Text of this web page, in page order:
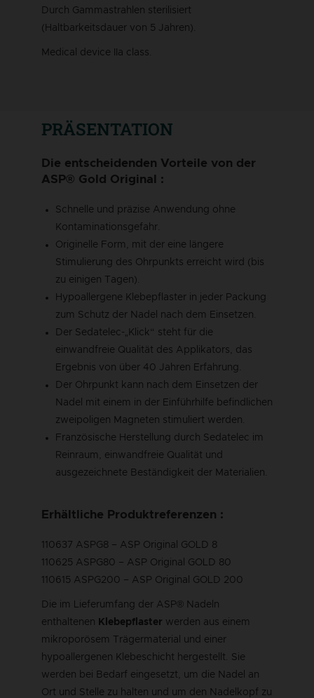
Durch Gammastrahlen sterilisiert
(Haltbarkeitsdauer von 5 Jahren).
Medical device IIa class.
PRÄSENTATION
Die entscheidenden Vorteile von der
ASP® Gold Original :
Schnelle und präzise Anwendung ohne
Kontaminationsgefahr.
Originelle Form, mit der eine längere
Stimulierung des Ohrpunkts erreicht wird (bis
zu einigen Tagen).
Hypoallergene Klebepflaster in jeder Packung
zum Schutz der Nadel nach dem Einsetzen.
Der Sedatelec-„Klick“ steht für die
einwandfreie Qualität des Applikators, das
Ergebnis von über 40 Jahren Erfahrung.
Der Ohrpunkt kann nach dem Einsetzen der
Nadel mit einem in der Einführhilfe befindlichen
zweipoligen Magneten stimuliert werden.
Französische Herstellung durch Sedatelec im
Reinraum, einwandfreie Qualität und
ausgezeichnete Beständigkeit der Materialien.
Erhältliche Produktreferenzen :
110637 ASPG8 – ASP Original GOLD 8
110625 ASPG80 – ASP Original GOLD 80
110615 ASPG200 – ASP Original GOLD 200
Die im Lieferumfang der ASP® Nadeln
enthaltenen Klebepflaster werden aus einem
mikroporösem Trägermaterial und einer
hypoallergenen Klebeschicht hergestellt. Sie
werden bei Bedarf eingesetzt, um die Nadel an
Ort und Stelle zu halten und um den Nadelkopf zu